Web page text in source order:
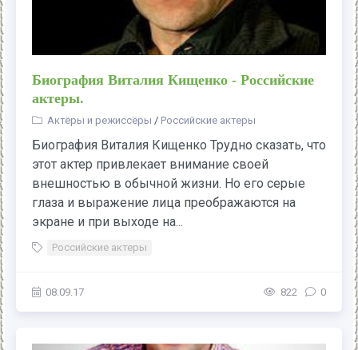
Биография Виталия Кищенко - Российские
актеры.
Актёры и режиссёры / Российские актеры
Биография Виталия Кищенко Трудно сказать, что
этот актер привлекает внимание своей
внешностью в обычной жизни. Но его серые
глаза и выражение лица преображаются на
экране и при выходе на...
Российские актеры
08.09.17 822 0